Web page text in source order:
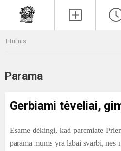
Titulinis
Parama
Gerbiami tėveliai,
Esame dėkingi, kad paremiate
parama mums yra labai svarbi, nes